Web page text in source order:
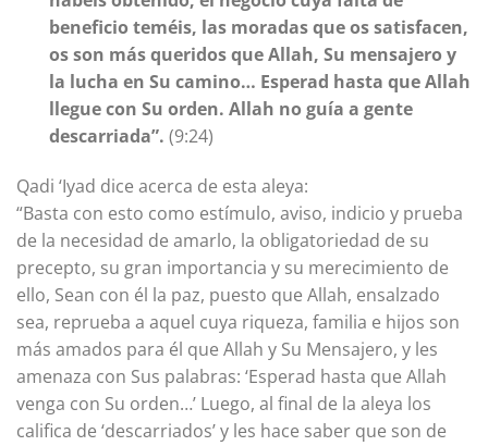
beneficio teméis, las moradas que os satisfacen,
os son más queridos que Allah, Su mensajero y
la lucha en Su camino… Esperad hasta que Allah
llegue con Su orden. Allah no guía a gente
descarriada”. (9:24)
Qadi ‘Iyad dice acerca de esta aleya:
“Basta con esto como estímulo, aviso, indicio y prueba
de la necesidad de amarlo, la obligatoriedad de su
precepto, su gran importancia y su merecimiento de
ello, Sean con él la paz, puesto que Allah, ensalzado
sea, reprueba a aquel cuya riqueza, familia e hijos son
más amados para él que Allah y Su Mensajero, y les
amenaza con Sus palabras: ‘Esperad hasta que Allah
venga con Su orden…’ Luego, al final de la aleya los
califica de ‘descarriados’ y les hace saber que son de